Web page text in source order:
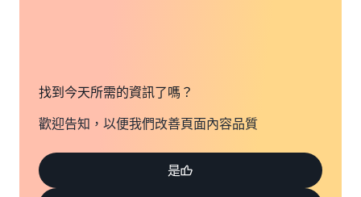
找到今天所需的資訊了嗎？
歡迎告知，以便我們改善頁面內容品質
是